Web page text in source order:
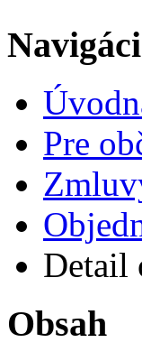
Pre
Detail
Obsah